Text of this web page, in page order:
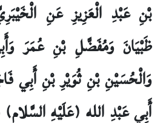
بْنِ عَبْدِ الْعَزِيزِ عَنِ
ظَبْيَانَ وَمُفَضَّلِ بْنِ عُمَرَ
وَالْحُسَيْنِ بْنِ ثُوَيْرِ بْنِ أَبِي
أَبِي عَبْدِ الله (عَلَيْهِ